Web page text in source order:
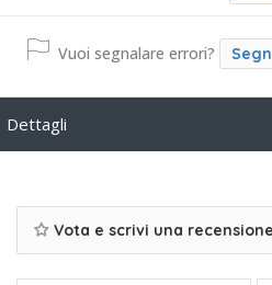
Vuoi segnalare errori?
Dettagli
Vota e scrivi una recensione